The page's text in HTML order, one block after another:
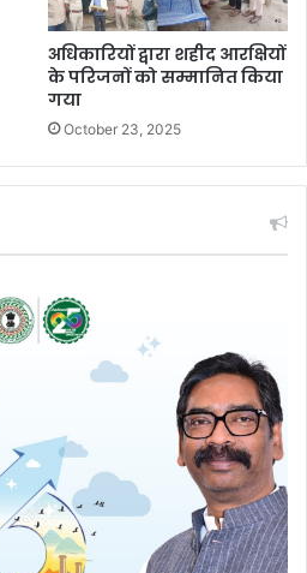
अधिकारियों द्वारा शहीद आरक्षियों
के परिजनों को सम्मानित किया
गया
October 23, 2025